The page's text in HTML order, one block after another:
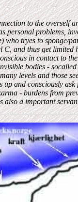
to the overself
personal problems,
who tryes to sponge/
C, and thus get
in contact to
bodies -
levels and those
and consciously
- burdens from
also a important